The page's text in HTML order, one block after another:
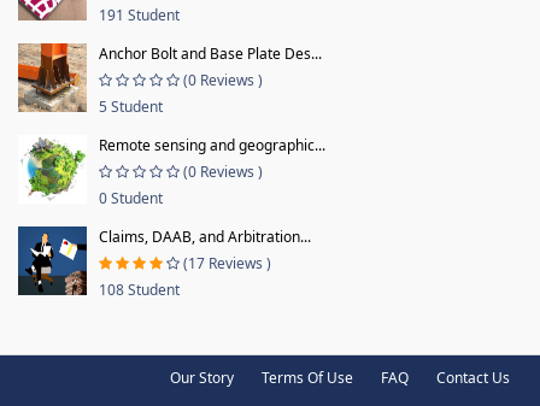
191 Student
Anchor Bolt and Base Plate Des...
(0 Reviews )
5 Student
Remote sensing and geographic...
(0 Reviews )
0 Student
Claims, DAAB, and Arbitration...
(17 Reviews )
108 Student
Our Story Terms Of Use FAQ Contact Us